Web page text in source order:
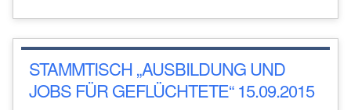
STAMMTISCH „AUSBILDUNG UND
JOBS FÜR GEFLÜCHTETE“ 15.09.2015